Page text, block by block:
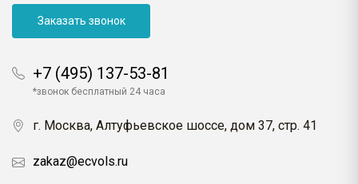
Заказать звонок
+7 (495) 137-53-81
*звонок бесплатный 24 часа
г. Москва, Алтуфьевское шоссе, дом 37, стр. 41
zakaz@ecvols.ru